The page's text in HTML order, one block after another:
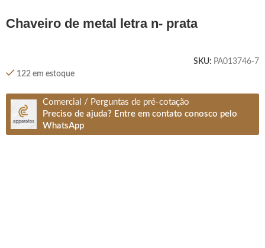
chaveiro de metal letra n- prata
SKU: PA013746-7
122 em estoque
Comercial / Perguntas de pré-cotação
Preciso de ajuda? Entre em contato conosco pelo
WhatsApp